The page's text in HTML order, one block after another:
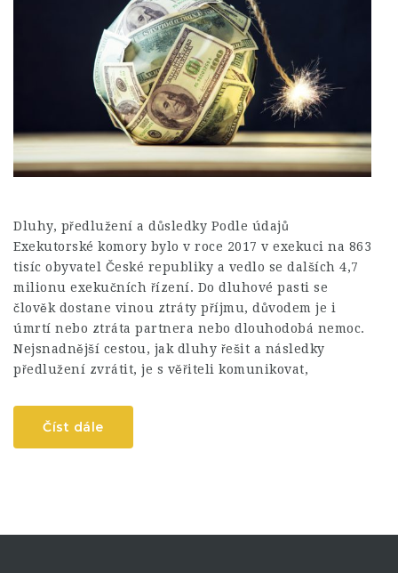
Dluhy, předlužení a důsledky Podle údajů
Exekutorské komory bylo v roce 2017 v exekuci na 863
tisíc obyvatel České republiky a vedlo se dalších 4,7
milionu exekučních řízení. Do dluhové pasti se
člověk dostane vinou ztráty příjmu, důvodem je i
úmrtí nebo ztráta partnera nebo dlouhodobá nemoc.
Nejsnadnější cestou, jak dluhy řešit a následky
předlužení zvrátit, je s věřiteli komunikovat,
Číst dále